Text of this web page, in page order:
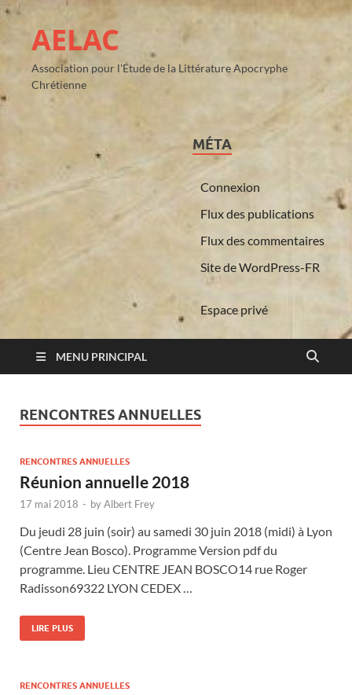
AELAC
Association pour l'Étude de la Littérature Apocryphe
Chrétienne
MÉTA
Connexion
Flux des publications
Flux des commentaires
Site de WordPress-FR
Espace privé
MENU PRINCIPAL
RENCONTRES ANNUELLES
RENCONTRES ANNUELLES
Réunion annuelle 2018
17 mai 2018 - byAlbert Frey
Du jeudi 28 juin (soir) au samedi 30 juin 2018 (midi) à Lyon
(Centre Jean Bosco). Programme Version pdf du
programme. Lieu CENTRE JEAN BOSCO14 rue Roger
Radisson69322 LYON CEDEX …
LIRE PLUS
RENCONTRES ANNUELLES